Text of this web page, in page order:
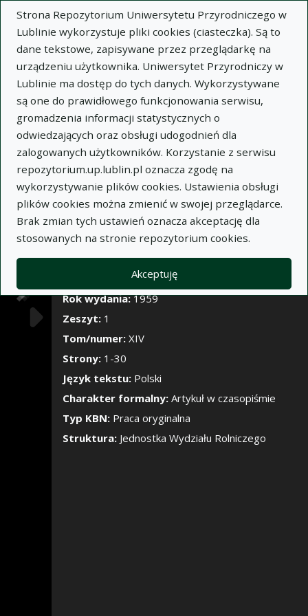
Strona Repozytorium Uniwersytetu Przyrodniczego w
Lublinie wykorzystuje pliki cookies (ciasteczka). Są to
dane tekstowe, zapisywane przez przeglądarkę na
urządzeniu użytkownika. Uniwersytet Przyrodniczy w
Lublinie ma dostęp do tych danych. Wykorzystywane
są one do prawidłowego funkcjonowania serwisu,
gromadzenia informacji statystycznych o
odwiedzających oraz obsługi udogodnień dla
zalogowanych użytkowników. Korzystanie z serwisu
repozytorium.up.lublin.pl oznacza zgodę na
wykorzystywanie plików cookies. Ustawienia obsługi
plików cookies można zmienić w swojej przeglądarce.
Brak zmian tych ustawień oznacza akceptację dla
stosowanych na stronie repozytorium cookies.
Akceptuję
Pokaż/Ukryj
×
Opis Notatki
Autor:
Bohdan Dobrzański
Ryszard Turski
Józef Pomian
Tytuł:Charakterystyka gleb Rolniczego Zakładu
Doświadczalnego Czesławice
Wariant tytułu:Description of soils occurring at
the Experimental Agricultural Station Czesławice
Czasopismo:Annales Universitatis Mariae Curie-
Skłodowska. Sectio E, Agricultura, t. XIV, z. 1
Miejsce wydania:Lublin
Rok wydania:1959
Zeszyt: 1
Tom/numer: XIV
Strony: 1-30
Język tekstu: Polski
Charakter formalny: Artykuł w czasopiśmie
Typ KBN: Praca oryginalna
Struktura: Jednostka Wydziału Rolniczego